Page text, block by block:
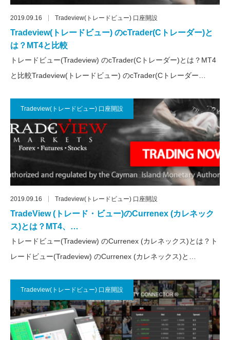
2019.09.16 Tradeview(トレードビュー) 口座開設
Tradeview(トレードビュー) のcTrader(Cトレーダー)と
は？MT4と比較
トレードビュー(Tradeview) のcTrader(Cトレーダー)とは？MT4
と比較Tradeview(トレードビュー) のcTrader(Cトレーダー…
Tradeview(トレードビュー) 口座開設
2019.09.16 Tradeview(トレードビュー) 口座開設
TradeView (トレード・ビュー)のCurrenex (カレネック
ス)とは？MT4、…
トレードビュー(Tradeview) のCurrenex (カレネックス)とは？ト
レードビュー(Tradeview) のCurrenex (カレネックス)と…
Tradeview(トレードビュー) 口座開設